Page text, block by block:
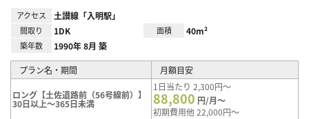
アクセス 土讃線「入明駅」
間取り 1DK 面積 40m²
築年数 1990年 8月 築
プラン名・期間 月額目安
ロング【土佐道路前（56号線前）】
30日以上～365日未満
1日当たり 2,300円～
88,800 円/月～
初期費用他 22,000円～